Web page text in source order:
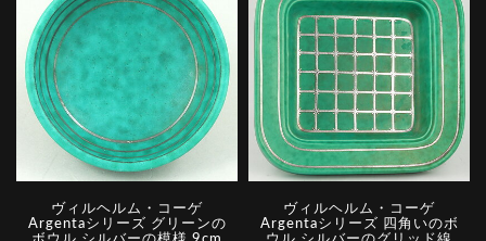
ヴィルヘルム・コーゲ
Argentaシリーズ グリーンの
ヴィルヘルム・コーゲ
Argentaシリーズ 四角いのボ